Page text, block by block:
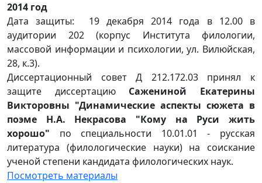
2014 год
Дата защиты: 19 декабря 2014 года в 12.00 в
аудитории 202 (корпус Института филологии,
массовой информации и психологии, ул. Вилюйская,
28, к.3).
Диссертационный совет Д 212.172.03 принял к
защите диссертацию Сажениной Екатерины
Викторовны "Динамические аспекты сюжета в
поэме Н.А. Некрасова "Кому на Руси жить
хорошо" по специальности 10.01.01 - русская
литература (филологические науки) на соискание
ученой степени кандидата филологических наук.
Посмотреть материалы